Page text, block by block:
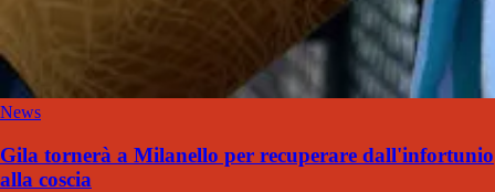
News
Gila tornerà a Milanello per recuperare dall'infortunio
alla coscia